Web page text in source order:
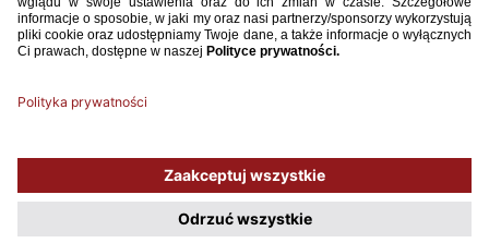
TRENER_3_2022.pdf
Używamy plików cookies, aby ułatwić Ci korzystanie z naszego serwisu
oraz do celów statystycznych. Jeśli nie blokujesz tych plików, to zgadzasz
się na ich użycie oraz zapisanie w pamięci urządzenia. Pamiętaj, że